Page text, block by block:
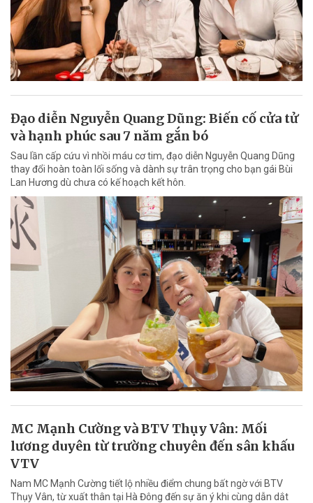
Đạo diễn Nguyễn Quang Dũng: Biến cố cửa tử
và hạnh phúc sau 7 năm gắn bó
Sau lần cấp cứu vì nhồi máu cơ tim, đạo diễn Nguyễn Quang Dũng
thay đổi hoàn toàn lối sống và dành sự trân trọng cho bạn gái Bùi
Lan Hương dù chưa có kế hoạch kết hôn.
MC Mạnh Cường và BTV Thụy Vân: Mối
lương duyên từ trường chuyên đến sân khấu
VTV
Nam MC Mạnh Cường tiết lộ nhiều điểm chung bất ngờ với BTV
Thụy Vân, từ xuất thân tại Hà Đông đến sự ăn ý khi cùng dẫn dắt